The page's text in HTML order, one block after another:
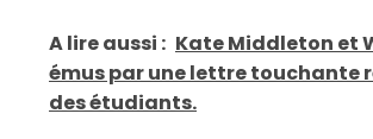
A lire aussi : Kate Middleton et
émus par une lettre touchante
des étudiants.